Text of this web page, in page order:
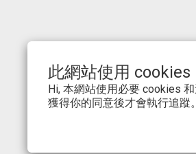
此網站使用 cookies
Hi, 本網站使用必要 cookies
獲得你的同意後才會執行追蹤